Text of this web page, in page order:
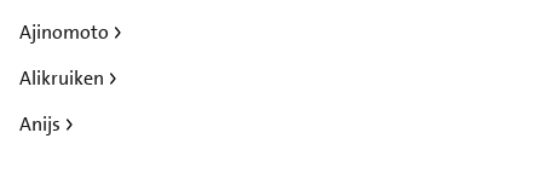
Ajinomoto
Alikruiken
Anijs